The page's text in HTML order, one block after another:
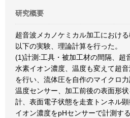
研究概要
超音波メカノケミカル加工におけ
以下の実験、理論計算を行った。
(1)計測:工具・被加工材の間隔、超
水素イオン濃度、温度も変えて超
を行い、流体圧を自作のマイクロ
温度センサー、加工前後の表面形
計、表面電子状態を走査トンネル
イオン濃度をpHセンサーで計測する